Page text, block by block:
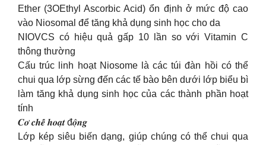
Ether (3OEthyl Ascorbic Acid) ổn định ở mức độ cao
vào Niosomal để tăng khả dụng sinh học cho da
NIOVCS có hiệu quả gấp 10 lần so với Vitamin C
thông thường
Cấu trúc linh hoạt Niosome là các túi đàn hồi có thể
chui qua lớp sừng đến các tế bào bên dưới lớp biểu bì
làm tăng khả dụng sinh học của các thành phần hoạt
tính
𝑪𝒐̛ 𝒄𝒉𝒆̂́ 𝒉𝒐𝒂̣𝒕 đ𝒐̣̂𝒏𝒈
Lớp kép siêu biến dạng, giúp chúng có thể chui qua